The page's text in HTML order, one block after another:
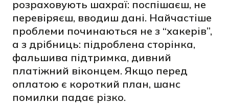
розраховують шахраї: поспішаєш, не
перевіряєш, вводиш дані. Найчастіше
проблеми починаються не з “хакерів”,
а з дрібниць: підроблена сторінка,
фальшива підтримка, дивний
платіжний віконцем. Якщо перед
оплатою є короткий план, шанс
помилки падає різко.